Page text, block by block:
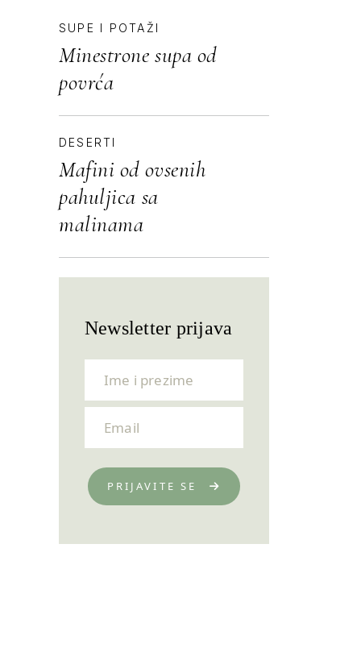
SUPE I POTAŽI
Minestrone supa od
povrća
DESERTI
Mafini od ovsenih
pahuljica sa
malinama
Newsletter prijava
PRIJAVITE SE